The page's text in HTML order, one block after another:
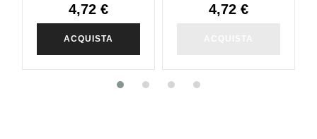
4,72 €
ACQUISTA
4,72 €